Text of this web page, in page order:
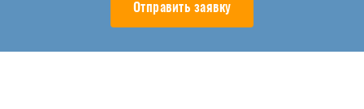
Отправить заявку